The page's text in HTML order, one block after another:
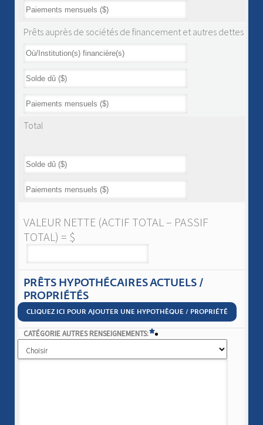
Prêts auprès de sociétés de financement et autres dettes
Total
VALEUR NETTE (ACTIF TOTAL – PASSIF
TOTAL) = $
PRÊTS HYPOTHÉCAIRES ACTUELS /
PROPRIÉTÉS
CLIQUEZ ICI POUR AJOUTER UNE HYPOTHÈQUE / PROPRIÉTÉ
CATÉGORIE AUTRES RENSEIGNEMENTS:*